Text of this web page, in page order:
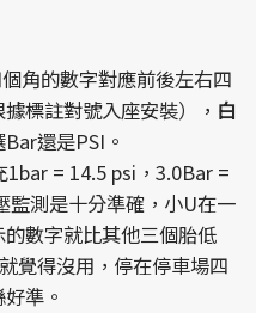
角的數字對應前後左右四
標註對號入座安裝）， 白
還是PSI。
= 14.5 psi，3.0Bar =
監測是十分準確，小U在一
數字就比其他三個胎低
覺得沒用，停在停車場四
準。